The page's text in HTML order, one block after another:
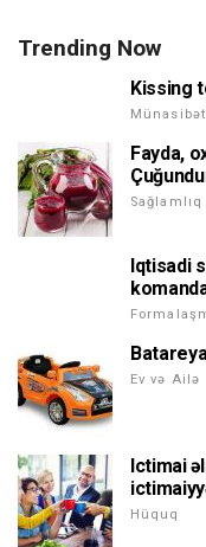
Trending Now
Kissing
Fayda,
Sağlamlıq
Iqtisadi
Ev və Ailə
Ictimai
Hüquq